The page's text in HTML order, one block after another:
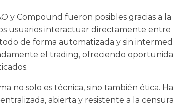
y Compound fueron posibles gracias a
usuarios interactuar directamente entre
de forma automatizada y sin
el trading, ofreciendo
no solo es técnica, sino también ética.
abierta y resistente a la